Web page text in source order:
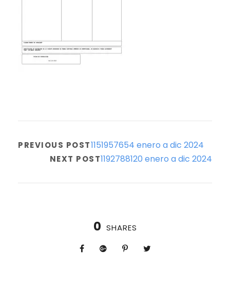
PREVIOUS POST1151957654 enero a dic 2024
NEXT POST1192788120 enero a dic 2024
0 SHARES